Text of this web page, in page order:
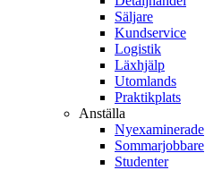
Säljare
Kundservice
Logistik
Läxhjälp
Utomlands
Praktikplats
Anställa
Nyexaminerade
Sommarjobbare
Studenter